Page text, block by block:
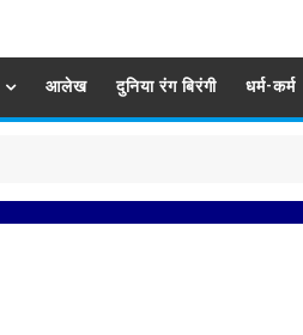
आलेख दुनिया रंग बिरंगी धर्म-कर्म